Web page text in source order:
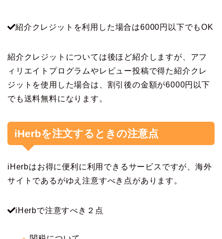
紹介クレジットを利用した場合は6000円以下でもOK
紹介クレジットについては後ほど紹介しますが、アフ
ィリエイトプログラムやレビュー投稿で得た紹介クレ
ジットを使用した場合は、割引後の金額が6000円以下
でも送料無料になります。
iHerbを注文するときの注意点
iHerbはお得に便利に利用できるサービスですが、海外
サイトであるがゆえ注意すべき点があります。
iHerbで注意すべき２点